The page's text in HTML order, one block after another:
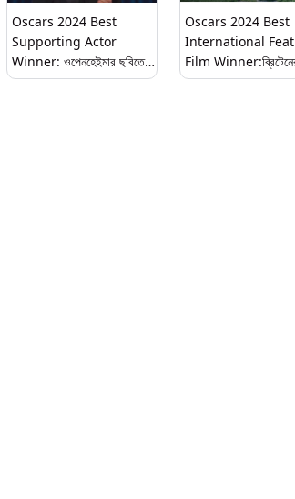
Oscars 2024 Best
Supporting Actor
Winner: ওপেনহেইমার ছবিতে
অনবদ্য অভিনয়,শ্রেষ্ঠ পার্শ্ব
Oscars 2024 Best
International
Film
জোন অফ ইন্টারেস্ট"